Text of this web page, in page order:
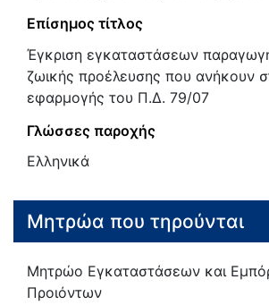
Επίσημος τίτλος
Έγκριση εγκαταστάσεων
ζωικής προέλευσης που ανήκουν
εφαρμογής του Π.Δ. 79/07
Γλώσσες παροχής
Ελληνικά
Μητρώα που τηρούνται
Μητρώο Εγκαταστάσεων και
Προιόντων